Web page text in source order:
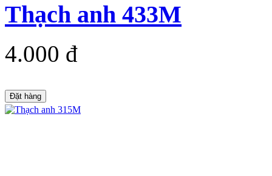
Thạch anh 433M
4.000 đ
Đặt hàng